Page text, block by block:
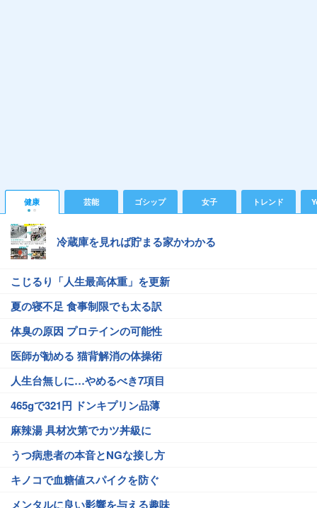
健康 芸能 ゴシップ 女子 トレンド
冷蔵庫を見れば貯まる家かわかる
こじるり「人生最高体重」を更新
夏の寝不足 食事制限でも太る訳
体臭の原因 プロテインの可能性
医師が勧める 猫背解消の体操術
人生台無しに…やめるべき7項目
465gで321円 ドンキプリン品薄
麻辣湯 具材次第でカツ丼級に
うつ病患者の本音とNGな接し方
キノコで血糖値スパイクを防ぐ
メンタルに良い影響を与える趣味